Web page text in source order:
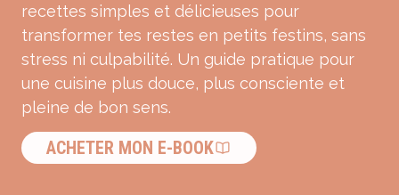
recettes simples et délicieuses pour
transformer tes restes en petits festins, sans
stress ni culpabilité. Un guide pratique pour
une cuisine plus douce, plus consciente et
pleine de bon sens.
ACHETER MON E-BOOK